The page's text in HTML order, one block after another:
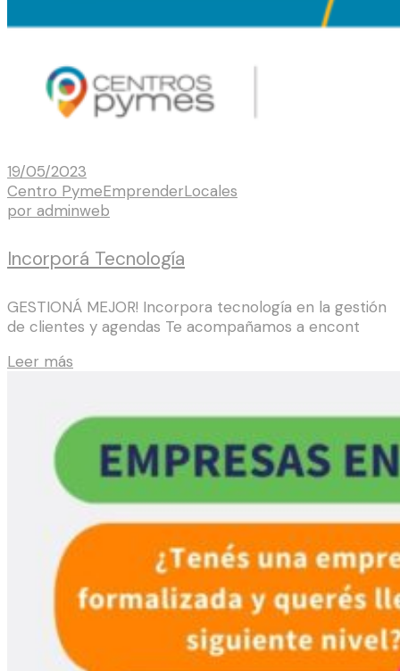
19/05/2023
Centro PymeEmprenderLocales
por adminweb
Incorporá Tecnología
GESTIONÁ MEJOR! Incorpora tecnología en la gestión
de clientes y agendas Te acompañamos a encont
Leer más